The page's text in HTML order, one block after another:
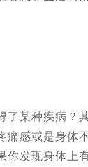
了某种疾病？
痛感或是身体
你发现身体上